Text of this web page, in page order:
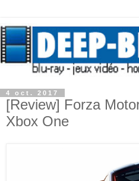
4 oct. 2017
[Review] Forza
Xbox One